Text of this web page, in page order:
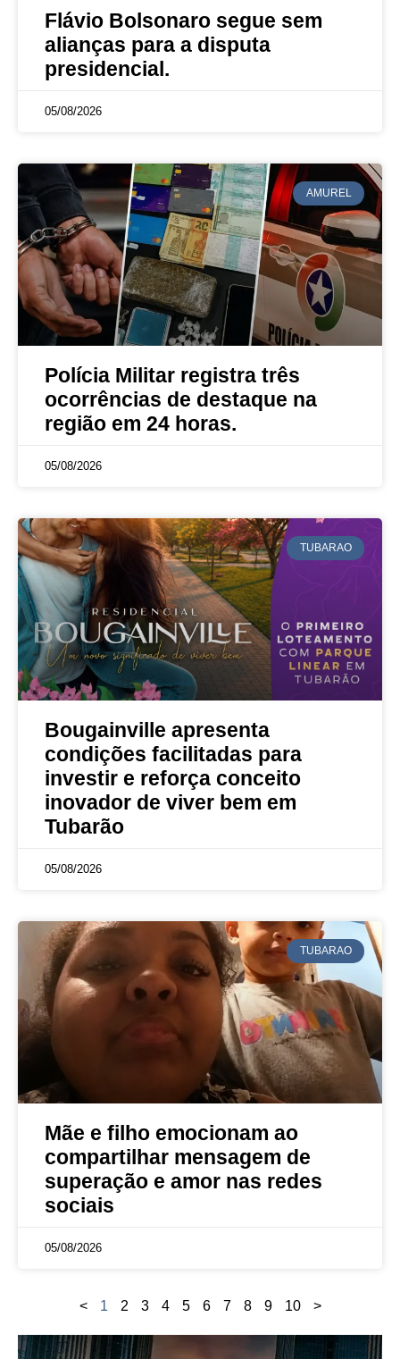
Flávio Bolsonaro segue sem
alianças para a disputa
presidencial.
05/08/2026
AMUREL
Polícia Militar registra três
ocorrências de destaque na
região em 24 horas.
05/08/2026
TUBARAO
Bougainville apresenta
condições facilitadas para
investir e reforça conceito
inovador de viver bem em
Tubarão
05/08/2026
TUBARAO
Mãe e filho emocionam ao
compartilhar mensagem de
superação e amor nas redes
sociais
05/08/2026
< 1 2 3 4 5 6 7 8 9 10 >